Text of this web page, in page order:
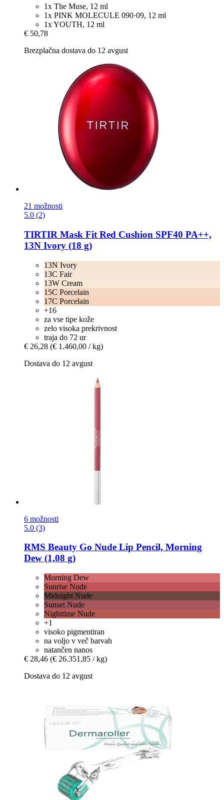
1x The Muse, 12 ml
1x PINK MOLECULE 090·09, 12 ml
1x YOUTH, 12 ml
€ 50,78
Brezplačna dostava do 12 avgust
21 možnosti
5.0 (2)
TIRTIR Mask Fit Red Cushion SPF40 PA++,
13N Ivory (18 g)
13N Ivory
13C Fair
13W Cream
15C Porcelain
17C Porcelain
+16
za vse tipe kože
zelo visoka prekrivnost
traja do 72 ur
€ 26,28 (€ 1.460,00 / kg)
Dostava do 12 avgust
6 možnosti
5.0 (3)
RMS Beauty Go Nude Lip Pencil, Morning
Dew (1,08 g)
Morning Dew
Sunrise Nude
Midnight Nude
Sunset Nude
Nighttime Nude
+1
visoko pigmentiran
na voljo v več barvah
natančen nanos
€ 28,46 (€ 26.351,85 / kg)
Dostava do 12 avgust